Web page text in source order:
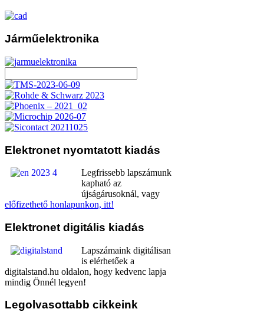
Járműelektronika
Elektronet nyomtatott kiadás
Legfrissebb lapszámunk
kapható az
újságárusoknál, vagy
előfizethető honlapunkon, itt!
Elektronet digitális kiadás
Lapszámaink digitálisan
is elérhetőek a
digitalstand.hu oldalon, hogy kedvenc lapja
mindig Önnél legyen!
Legolvasottabb cikkeink